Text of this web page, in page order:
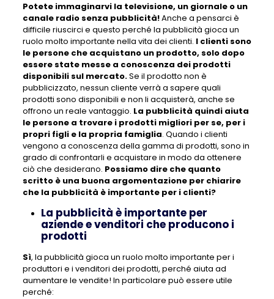
Potete immaginarvi la televisione, un giornale o un
canale radio senza pubblicità!Anche a pensarci è
difficile riuscirci e questo perché la pubblicità gioca un
ruolo molto importante nella vita dei clienti. I clienti sono
le persone che acquistano un prodotto, solo dopo
essere state messe a conoscenza dei prodotti
disponibili sul mercato.Se il prodotto non è
pubblicizzato, nessun cliente verrà a sapere quali
prodotti sono disponibili e non li acquisterà, anche se
offrono un reale vantaggio. La pubblicità quindi aiuta
le persone a trovare i prodotti migliori per se, per i
propri figli e la propria famiglia. Quando i clienti
vengono a conoscenza della gamma di prodotti, sono in
grado di confrontarli e acquistare in modo da ottenere
ciò che desiderano. Possiamo dire che quanto
scritto è una buona argomentazione per chiarire
che la pubblicità è importante per i clienti?
La pubblicità è importante per
aziende e venditori che producono i
prodotti
Sì, la pubblicità gioca un ruolo molto importante per i
produttori e i venditori dei prodotti, perché aiuta ad
aumentare le vendite! In particolare può essere utile
perché: